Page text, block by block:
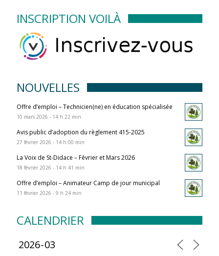
INSCRIPTION VOILÀ
NOUVELLES
Offre d’emploi – Technicien(ne) en éducation spécialisée
10 mars 2026 - 14 h 22 min
Avis public d’adoption du règlement 415-2025
27 février 2026 - 14 h 00 min
La Voix de St-Didace – Février et Mars 2026
18 février 2026 - 14 h 41 min
Offre d’emploi – Animateur Camp de jour municipal
11 février 2026 - 9 h 24 min
CALENDRIER